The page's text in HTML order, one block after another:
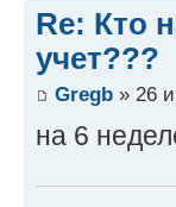
Re: Кто
учет???
Gregb » 26
на 6